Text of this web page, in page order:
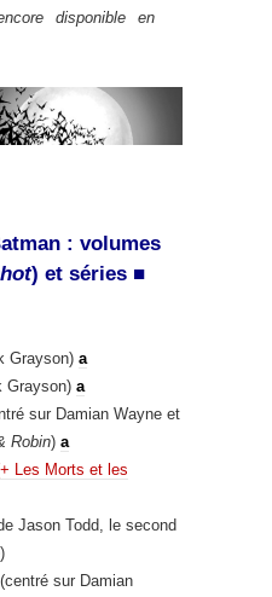
disponible en
: volumes
) et séries ■
Grayson) a
Grayson) a
sur Damian Wayne et
Robin) a
Les Morts et les
Jason Todd, le second
sur Damian